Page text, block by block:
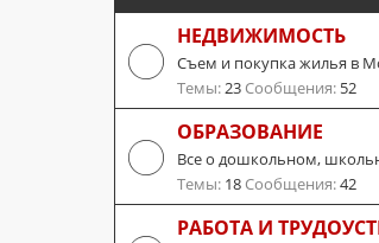
НЕДВИЖИМОСТЬ
Съем и покупка жилья в
Темы:23 Сообщения: 52
ОБРАЗОВАНИЕ
Все о дошкольном,
Темы: 18 Сообщения:42
РАБОТА И